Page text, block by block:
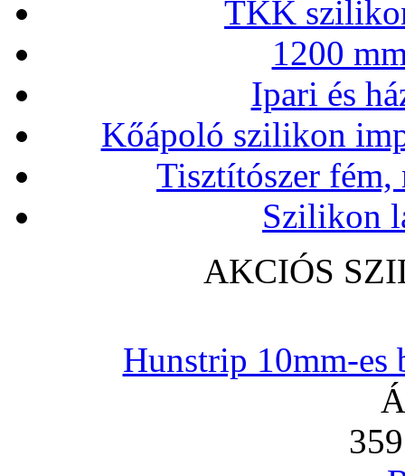
TKK
1200
Ipari és
Kőápoló szilikon
Tisztítószer
Szilikon
AKCIÓS
Hunstrip 10mm-es